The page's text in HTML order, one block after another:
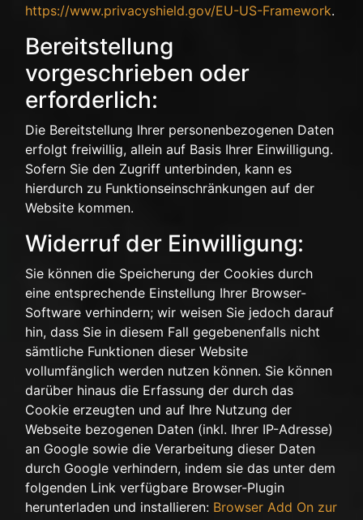
https://www.privacyshield.gov/EU-US-Framework.
Bereitstellung
vorgeschrieben oder
erforderlich:
Die Bereitstellung Ihrer personenbezogenen Daten
erfolgt freiwillig, allein auf Basis Ihrer Einwilligung.
Sofern Sie den Zugriff unterbinden, kann es
hierdurch zu Funktionseinschränkungen auf der
Website kommen.
Widerruf der Einwilligung:
Sie können die Speicherung der Cookies durch
eine entsprechende Einstellung Ihrer Browser-
Software verhindern; wir weisen Sie jedoch darauf
hin, dass Sie in diesem Fall gegebenenfalls nicht
sämtliche Funktionen dieser Website
vollumfänglich werden nutzen können. Sie können
darüber hinaus die Erfassung der durch das
Cookie erzeugten und auf Ihre Nutzung der
Webseite bezogenen Daten (inkl. Ihrer IP-Adresse)
an Google sowie die Verarbeitung dieser Daten
durch Google verhindern, indem sie das unter dem
folgenden Link verfügbare Browser-Plugin
herunterladen und installieren: Browser Add On zur